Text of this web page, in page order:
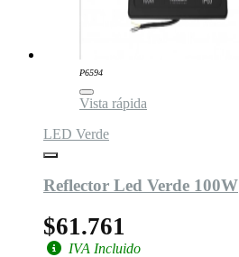
P6594
Vista rápida
LED Verde
Reflector Led Verde 100W
$61.761
IVA Incluido